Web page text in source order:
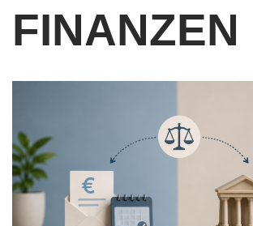
FINANZEN